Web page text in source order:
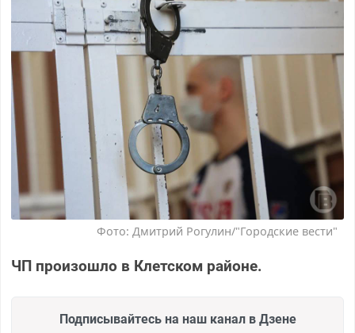
Фото: Дмитрий Рогулин/"Городские вести"
ЧП произошло в Клетском районе.
Подписывайтесь на наш канал в Дзене